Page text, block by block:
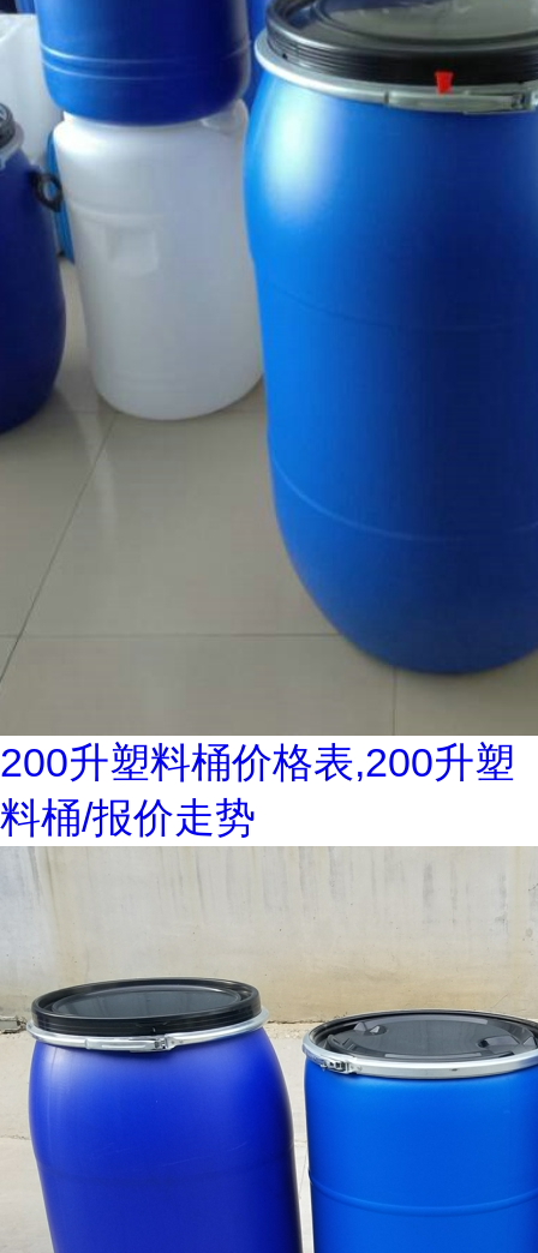
200升塑料桶价格表,200升塑
料桶/报价走势